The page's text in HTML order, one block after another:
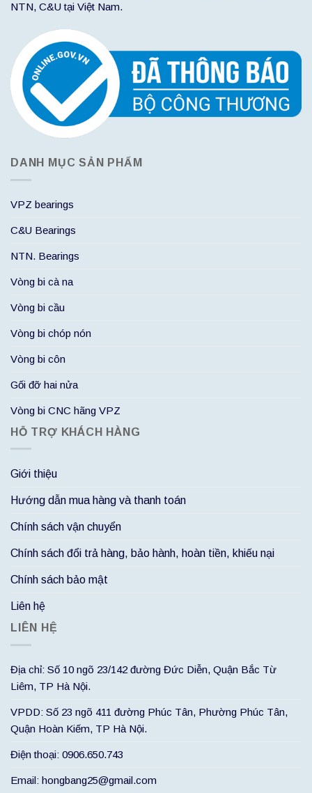
NTN, C&U tại Việt Nam.
DANH MỤC SẢN PHẨM
VPZ bearings
C&U Bearings
NTN. Bearings
Vòng bi cà na
Vòng bi cầu
Vòng bi chóp nón
Vòng bi côn
Gối đỡ hai nửa
Vòng bi CNC hãng VPZ
HỖ TRỢ KHÁCH HÀNG
Giới thiệu
Hướng dẫn mua hàng và thanh toán
Chính sách vận chuyển
Chính sách đổi trả hàng, bảo hành, hoàn tiền, khiếu nại
Chính sách bảo mật
Liên hệ
LIÊN HỆ
Địa chỉ: Số 10 ngõ 23/142 đường Đức Diễn, Quận Bắc Từ
Liêm, TP Hà Nội.
VPDD: Số 23 ngõ 411 đường Phúc Tân, Phường Phúc Tân,
Quận Hoàn Kiếm, TP Hà Nội.
Điện thoại: 0906.650.743
Email: hongbang25@gmail.com